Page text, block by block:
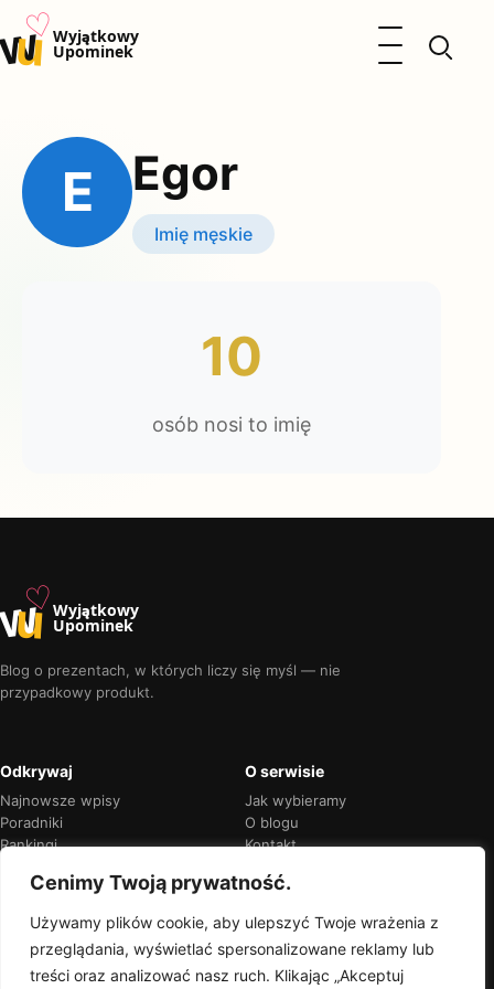
Cenimy Twoją prywatność.
Używamy plików cookie, aby ulepszyć Twoje wrażenia z
przeglądania, wyświetlać spersonalizowane reklamy lub
treści oraz analizować nasz ruch. Klikając „Akceptuj
u♡Wyjątkowy
Upominek
Otwórz menu
Kalendarz Imienin
Kobieta
Okazje
Katalog prezentów
E Egor
Imię męskie
10
osób nosi to imię
u♡Wyjątkowy
Upominek
Blog o prezentach, w których liczy się myśl — nie
przypadkowy produkt.
Odkrywaj
Najnowsze wpisy
Poradniki
Rankingi
O serwisie
Jak wybieramy
O blogu
Kontakt
Przejrzyste rekomendacje